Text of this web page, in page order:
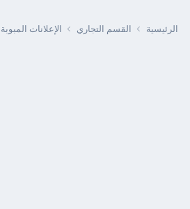
الرئيسية القسم التجاري الإعلانات المبوبة